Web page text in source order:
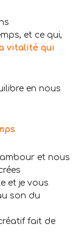
et ce qui,
vitalité qui
en nous
et nous
et je vous
son du
fait de